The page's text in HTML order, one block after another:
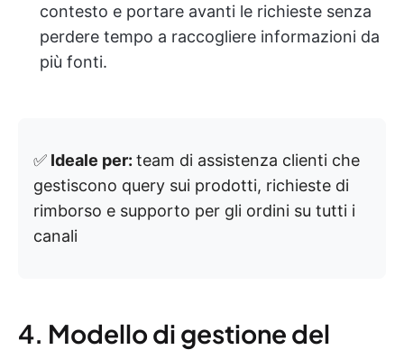
contesto e portare avanti le richieste senza
perdere tempo a raccogliere informazioni da
più fonti.
✅ Ideale per: team di assistenza clienti che
gestiscono query sui prodotti, richieste di
rimborso e supporto per gli ordini su tutti i
canali
4. Modello di gestione del